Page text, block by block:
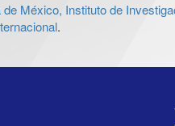
México, Instituto de
.